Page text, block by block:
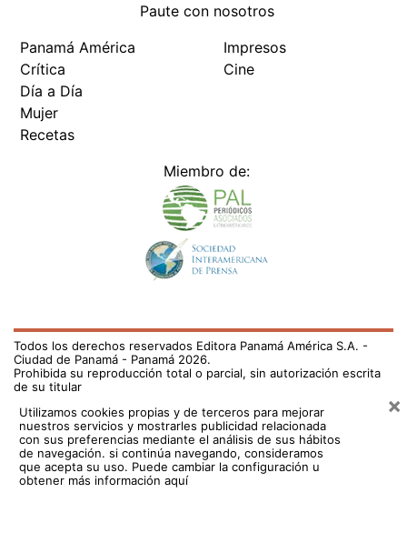
Paute con nosotros
Panamá América
Crítica
Día a Día
Mujer
Recetas
Impresos
Cine
Miembro de:
Todos los derechos reservados Editora Panamá América S.A. -
Ciudad de Panamá - Panamá 2026.
Prohibida su reproducción total o parcial, sin autorización escrita
de su titular
Utilizamos cookies propias y de terceros para mejorar
nuestros servicios y mostrarles publicidad relacionada
con sus preferencias mediante el análisis de sus hábitos
de navegación. si continúa navegando, consideramos
que acepta su uso. Puede cambiar la configuración u
obtener más información aquí
×